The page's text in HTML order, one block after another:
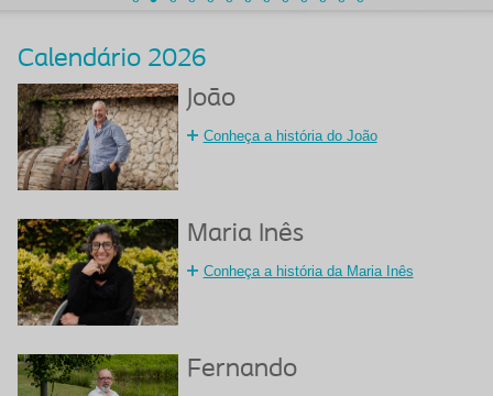
Calendário 2026
João
Conheça a história do João
Maria Inês
Conheça a história da Maria Inês
Fernando